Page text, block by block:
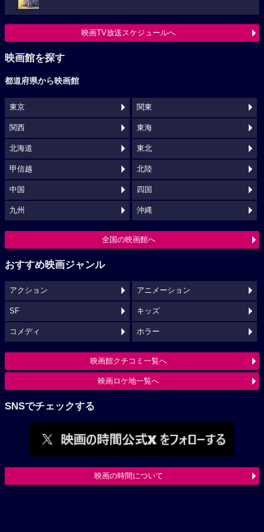
映画TV放送スケジュールへ
映画館を探す
都道府県から映画館
東京 関東
関西 東海
北海道 東北
甲信越 北陸
中国 四国
九州 沖縄
全国の映画館へ
おすすめ映画ジャンル
アクション アニメーション
SF キッズ
コメディ ホラー
映画館クチコミ一覧へ
映画ロケ地一覧へ
SNSでチェックする
映画の時間について